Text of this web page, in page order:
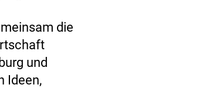
die
und
Ideen,